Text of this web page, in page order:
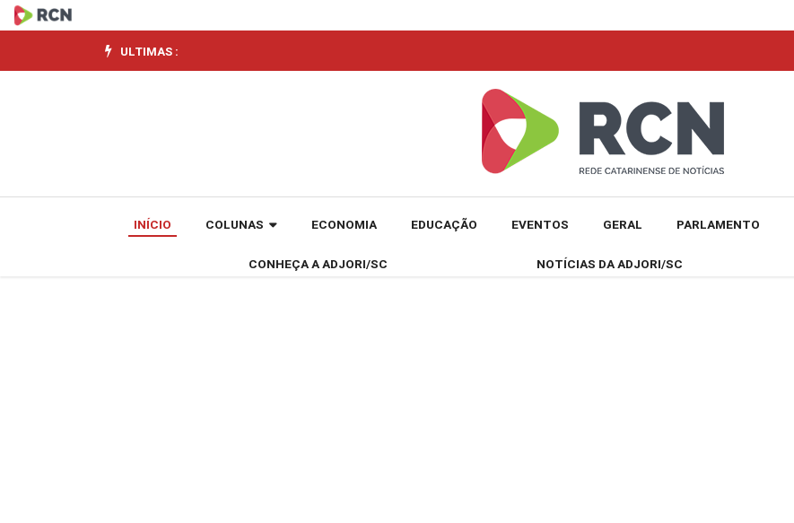
CNI
vê
com
ULTIMAS :
INÍCIO COLUNAS ECONOMIA EDUCAÇÃO EVENTOS GERAL PARLAMENTO
CONHEÇA A ADJORI/SC NOTÍCIAS DA ADJORI/SC